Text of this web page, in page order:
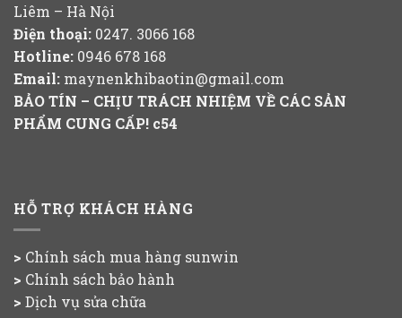
Liêm – Hà Nội
Điện thoại: 0247. 3066 168
Hotline: 0946 678 168
Email: maynenkhibaotin@gmail.com
BẢO TÍN – CHỊU TRÁCH NHIỆM VỀ CÁC SẢN
PHẨM CUNG CẤP! c54
HỖ TRỢ KHÁCH HÀNG
> Chính sách mua hàng sunwin
> Chính sách bảo hành
> Dịch vụ sửa chữa